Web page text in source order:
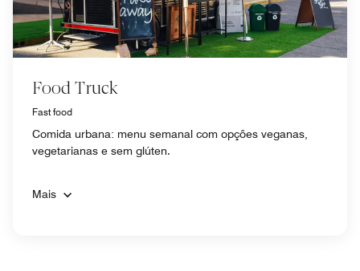
Food Truck
Fast food
Comida urbana: menu semanal com opções veganas,
vegetarianas e sem glúten.
Mais